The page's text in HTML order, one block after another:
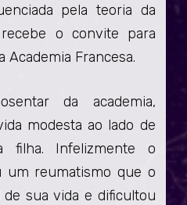
pela teoria da
o convite para
Francesa.
da academia,
modesta ao lado de
Infelizmente o
um reumatismo que o
sua vida e dificultou